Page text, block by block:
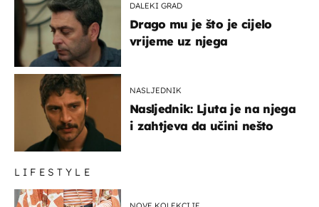
DALEKI GRAD
Drago mu je što je cijelo
vrijeme uz njega
NASLJEDNIK
Nasljednik: Ljuta je na njega
i zahtjeva da učini nešto
LIFESTYLE